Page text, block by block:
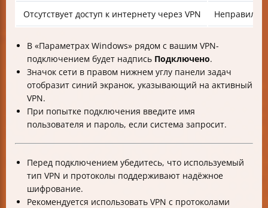
Отсутствует доступ к интернету через VPN
В «Параметрах Windows» рядом с вашим VPN-
подключением будет надпись Подключено.
Значок сети в правом нижнем углу панели задач
отобразит синий экранок, указывающий на активный
VPN.
При попытке подключения введите имя
пользователя и пароль, если система запросит.
Перед подключением убедитесь, что используемый
тип VPN и протоколы поддерживают надёжное
шифрование.
Рекомендуется использовать VPN с протоколами